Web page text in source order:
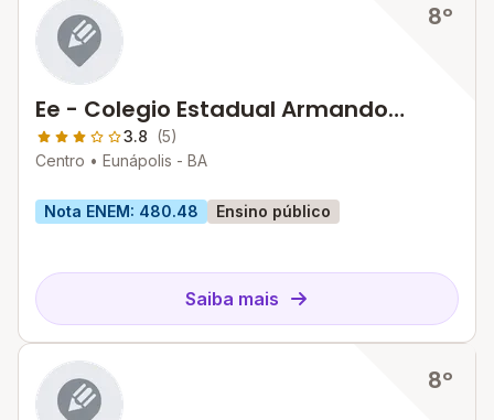
8º
Ee - Colegio Estadual Armando
Ribeiro Carneiro
3.8 (5)
Centro • Eunápolis - BA
Nota ENEM: 480.48 Ensino público
Saiba mais
8º